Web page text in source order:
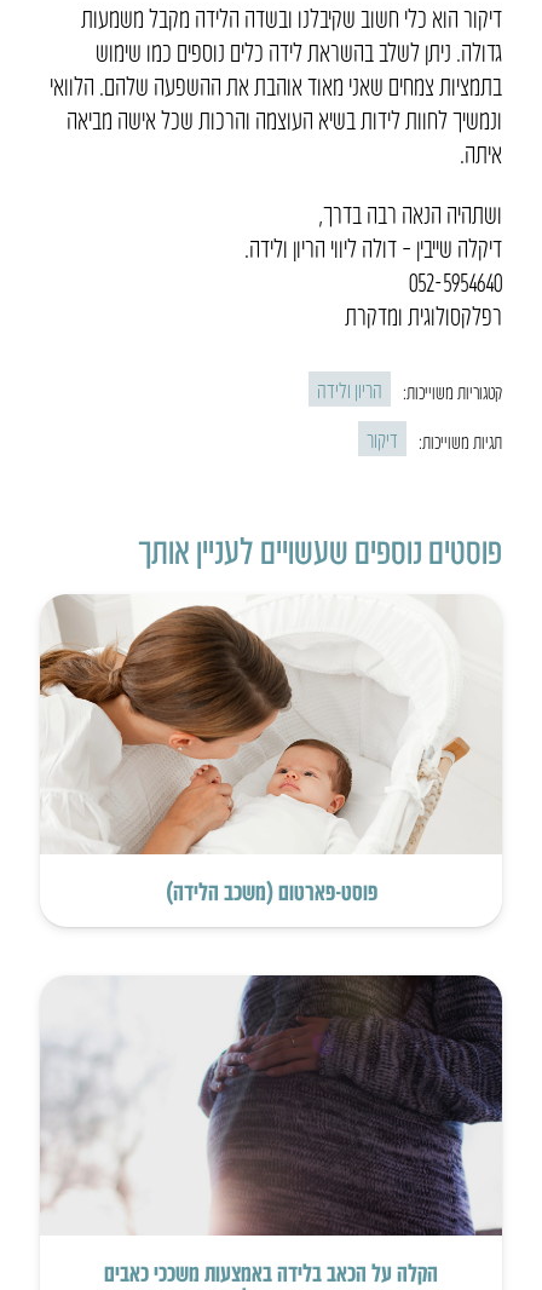
דיקור הוא כלי חשוב שקיבלנו ובשדה הלידה מקבל משמעות
גדולה. ניתן לשלב בהשראת לידה כלים נוספים כמו שימוש
בתמציות צמחים שאני מאוד אוהבת את ההשפעה שלהם. הלוואי
ונמשיך לחוות לידות בשיא העוצמה והרכות שכל אישה מביאה
איתה.
ושתהיה הנאה רבה בדרך,
דיקלה שייבין – דולה ליווי הריון ולידה.
052-5954640
רפלקסולוגית ומדקרת
קטגוריות משוייכות: הריון ולידה
תגיות משוייכות: דיקור
פוסטים נוספים שעשויים לעניין אותך
פוסט-פארטום (משכב הלידה)
הקלה על הכאב בלידה באמצעות משככי כאבים